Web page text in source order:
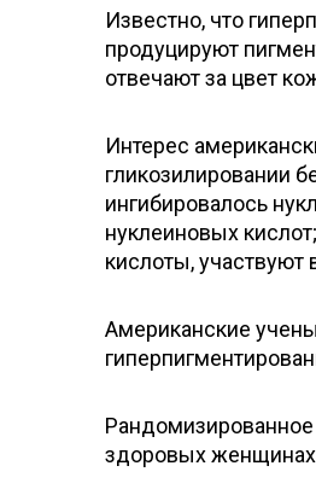
Известно, что
продуцируют
отвечают за цвет
Интерес
гликозилировании
ингибировалось
нуклеиновых
кислоты, участвуют
Американские
здоровых женщинах.